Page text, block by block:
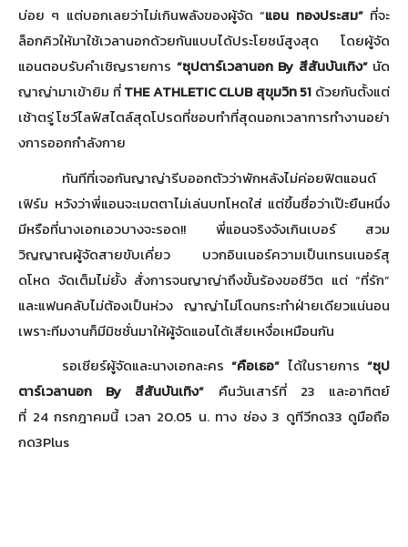
บ่อย ๆ แต่บอกเลยว่าไม่เกินพลังของผู้จัด “แอน ทองประสม”ที่จะ
ล็อกคิวให้มาใช้เวลานอกด้วยกันแบบได้ประโยชน์สูงสุด โดยผู้จัด
แอนตอบรับคำเชิญรายการ “ซุปตาร์เวลานอก By สีสันบันเทิง”นัด
ญาญ่ามาเข้ายิม ที่THE ATHLETIC CLUBสุขุมวิท 51 ด้วยกันตั้งแต่
เช้าตรู่ โชว์ไลฟ์สไตล์สุดโปรดที่ชอบทำที่สุดนอกเวลาการทำงานอย่า
งการออกกำลังกาย
ทันทีที่เจอกันญาญ่ารีบออกตัวว่าพักหลังไม่ค่อยฟิตแอนด์
เฟิร์ม หวังว่าพี่แอนจะเมตตาไม่เล่นบทโหดใส่ แต่ขึ้นชื่อว่าเป๊ะยืนหนึ่ง
มีหรือที่นางเอกเอวบางจะรอด!! พี่แอนจริงจังเกินเบอร์ สวม
วิญญาณผู้จัดสายขับเคี่ยว บวกอินเนอร์ความเป็นเทรนเนอร์สุ
ดโหด จัดเต็มไม่ยั้ง สั่งการจนญาญ่าถึงขั้นร้องขอชีวิต แต่ “ที่รัก”
และแฟนคลับไม่ต้องเป็นห่วง ญาญ่าไม่โดนกระทำฝ่ายเดียวแน่นอน
เพราะทีมงานก็มีมิชชั่นมาให้ผู้จัดแอนได้เสียเหงื่อเหมือนกัน
รอเชียร์ผู้จัดและนางเอกละคร“คือเธอ” ได้ในรายการ“ซุป
ตาร์เวลานอก By สีสันบันเทิง” คืนวันเสาร์ที่ 23 และอาทิตย์
ที่ 24 กรกฎาคมนี้ เวลา 20.05 น. ทาง ช่อง3 ดูทีวีกด33 ดูมือถือ
กด3Plus